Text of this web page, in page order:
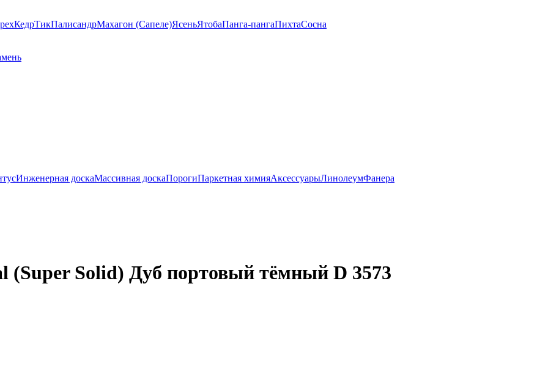
КедрТикПалисандрМахагон (Сапеле)ЯсеньЯтобаПанга-пангаПихтаСосна
Инженерная доскаМассивная доскаПорогиПаркетная химияАксессуарыЛинолеумФанера
(Super Solid) Дуб портовый тёмный D 3573